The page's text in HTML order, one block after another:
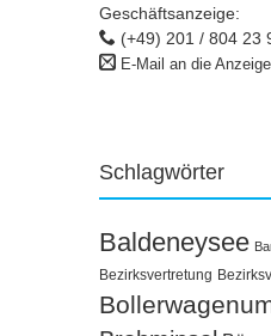
Geschäftsanzeige:
(+49) 201 / 804 23
E-Mail an die
Schlagwörter
Baldeneysee
Bezirksvertretung